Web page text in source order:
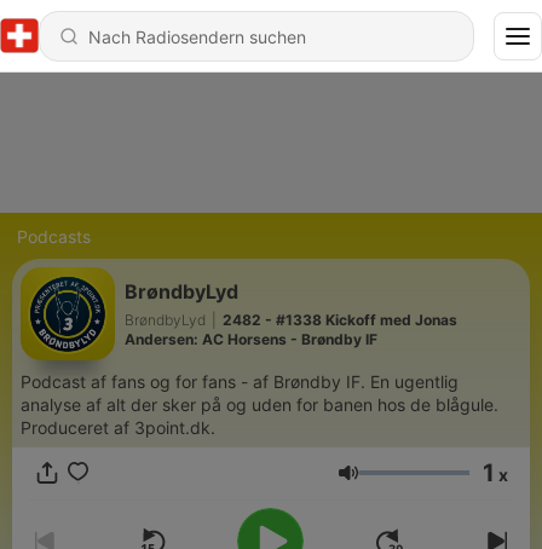
Podcasts
BrøndbyLyd
BrøndbyLyd
2482 - #1338 Kickoff med Jonas
Andersen: AC Horsens - Brøndby IF
Podcast af fans og for fans - af Brøndby IF. En ugentlig
analyse af alt der sker på og uden for banen hos de blågule.
Produceret af 3point.dk.
Lautstärke 1 x